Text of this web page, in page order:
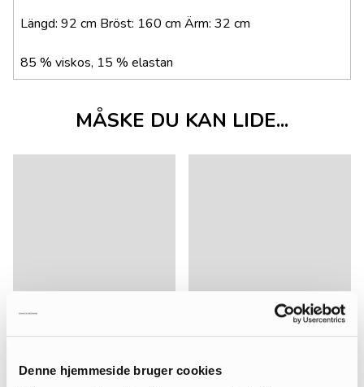
Denne hjemmeside bruger cookies
Längd: 92 cm Bröst: 160 cm Ärm: 32 cm
85 % viskos, 15 % elastan
MÅSKE DU KAN LIDE...